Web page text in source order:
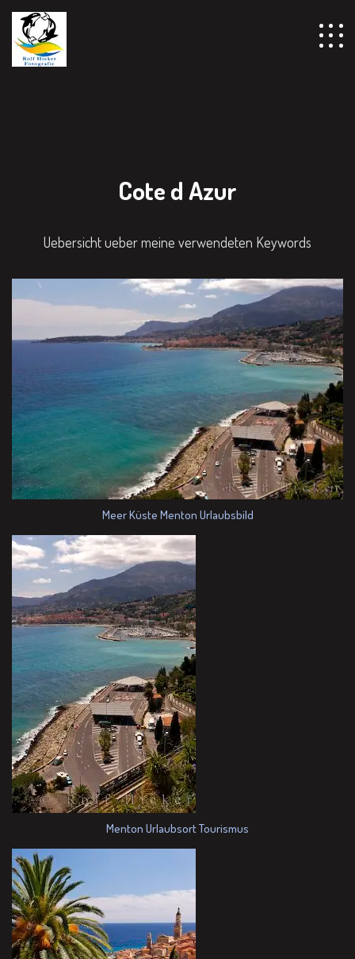
Cote d Azur
Uebersicht ueber meine verwendeten Keywords
Meer Küste Menton Urlaubsbild
Menton Urlaubsort Tourismus